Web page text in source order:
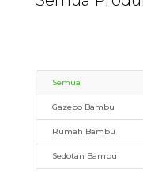
Semua
Gazebo Bambu
Rumah Bambu
Sedotan Bambu